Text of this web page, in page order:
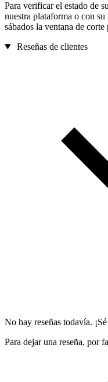
Para verificar el estado de
nuestra plataforma o con
sábados la ventana de
Reseñas de clientes
No hay reseñas todavía.
Para dejar una reseña, por